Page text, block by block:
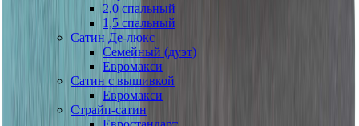
2,0 спальный
1,5 спальный
Сатин Де-люкс
Семейный (дуэт)
Евромакси
Сатин с вышивкой
Евромакси
Страйп-сатин